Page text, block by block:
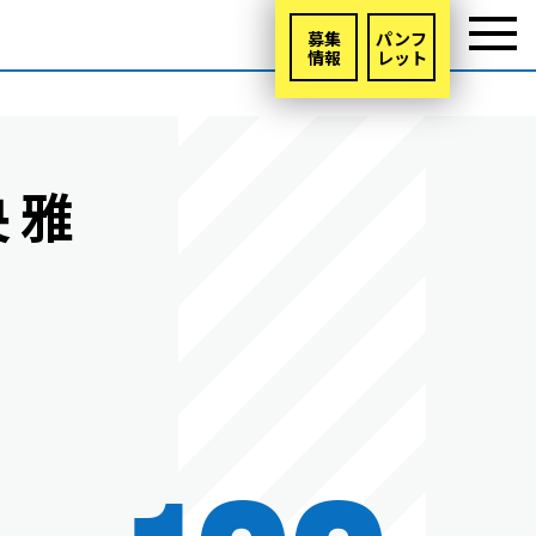
募集
情報
パンフ
レット